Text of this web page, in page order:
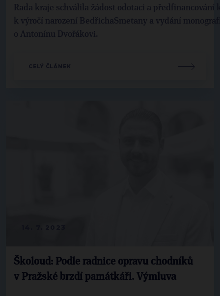
Rada kraje schválila žádost odotaci a předfinancování
k výročí narození BedřichaSmetany a vydání
o Antonínu Dvořákovi.
CELÝ ČLÁNEK
Školoud: Podle radnice opravu chodníků
v Pražské brzdí památkáři. Výmluva